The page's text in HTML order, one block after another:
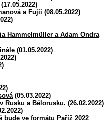
a Fujii (08.05.2022)
Hammelmüller a Adam Ondra
(01.05.2022)
(05.03.2022)
Rusku a Bělorusku. (26.02.2022)
bude ve formátu Paříž 2022